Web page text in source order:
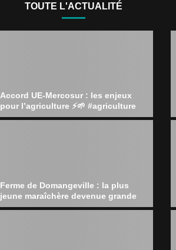
TOUTE L'ACTUALITÉ
Accord UE-Mercosur : les enjeux
pour l’agriculture ⚡️🌱 #agriculture
Ferme de Domangeville : la plus
jeune maraîchère devenue grande